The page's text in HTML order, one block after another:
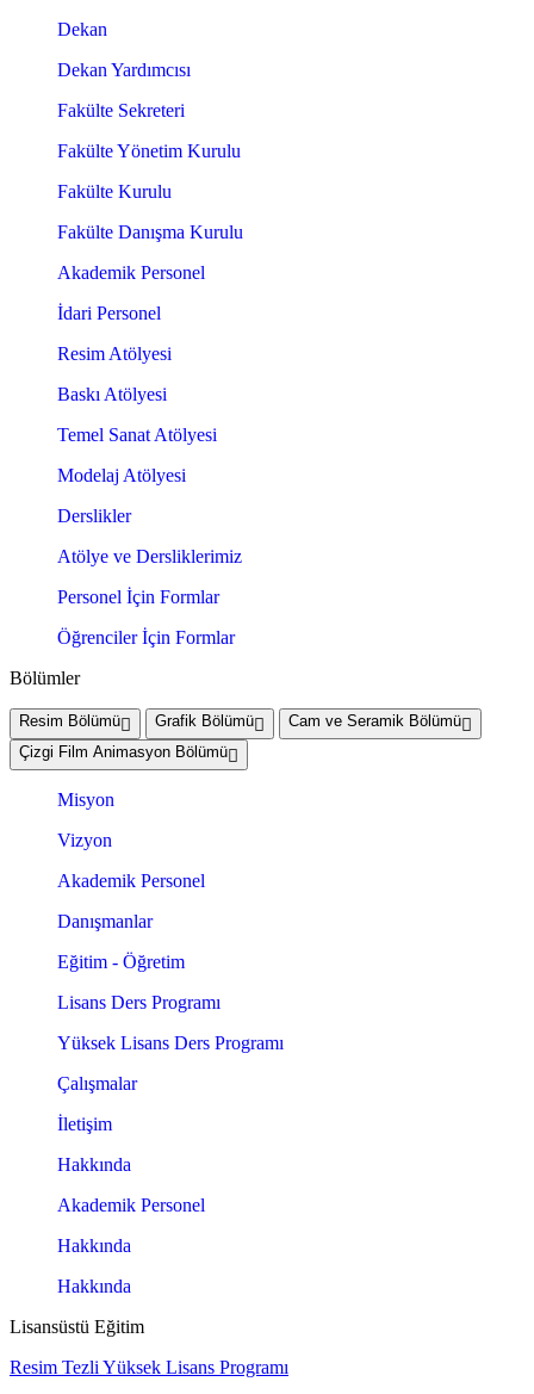
Dekan
Dekan Yardımcısı
Fakülte Sekreteri
Fakülte Yönetim Kurulu
Fakülte Kurulu
Fakülte Danışma Kurulu
Akademik Personel
İdari Personel
Resim Atölyesi
Baskı Atölyesi
Temel Sanat Atölyesi
Modelaj Atölyesi
Derslikler
Atölye ve Dersliklerimiz
Personel İçin Formlar
Öğrenciler İçin Formlar
Bölümler
Resim Bölümü Grafik Bölümü
Cam ve Seramik Bölümü
Çizgi Film Animasyon Bölümü
Misyon
Vizyon
Akademik Personel
Danışmanlar
Eğitim - Öğretim
Lisans Ders Programı
Yüksek Lisans Ders Programı
Çalışmalar
İletişim
Hakkında
Akademik Personel
Hakkında
Hakkında
Lisansüstü Eğitim
Resim Tezli Yüksek Lisans Programı